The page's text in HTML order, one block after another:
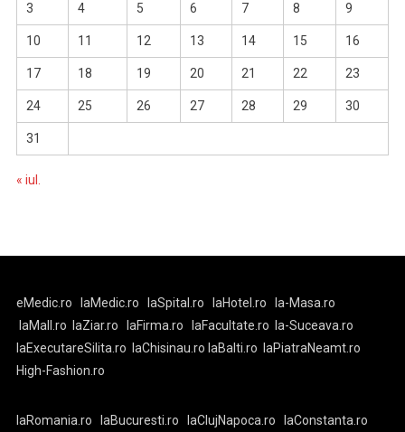
3 4 5 6 7 8 9
10 11 12 13 14 15 16
17 18 19 20 21 22 23
24 25 26 27 28 29 30
31
« iul.
eMedic.ro laMedic.ro laSpital.ro laHotel.ro
la-Masa.ro
laMall.ro
laZiar.ro laFirma.ro laFacultate.ro
la-Suceava.ro
laExecutareSilita.ro
laChisinau.ro laBalti.ro
laPiatraNeamt.ro
High-Fashion.ro
laRomania.ro laBucuresti.ro laClujNapoca.ro laConstanta.ro